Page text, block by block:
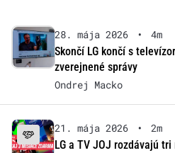
28. mája 2026 •
4m
Skončí LG končí s
zverejnené správy
Ondrej Macko
21. mája 2026 •
2m
LG a TV JOJ rozdávajú